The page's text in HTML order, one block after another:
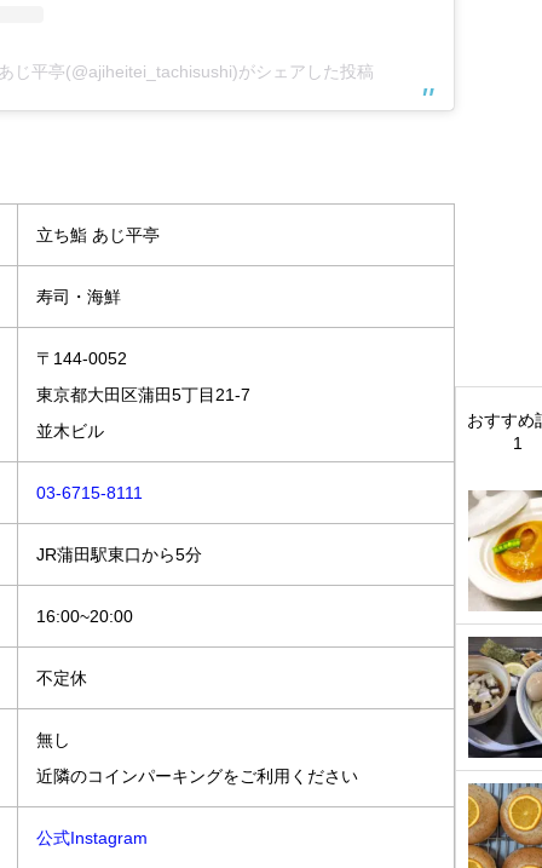
じ平亭(@ajiheitei_tachisushi)がシェアした投稿
立ち鮨 あじ平亭
寿司・海鮮
〒144-0052
東京都大田区蒲田5丁目21-7
並木ビル
03-6715-8111
JR蒲田駅東口から5分
16:00~20:00
不定休
無し
近隣のコインパーキングをご利用ください
公式Instagram
おすすめ
1